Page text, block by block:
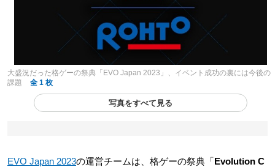
大盛況だった格ゲーの祭典「EVO Japan 2023」、イベント成功の裏には今後の
課題
全 1 枚
写真をすべて見る
EVO Japan 2023の運営チームは、格ゲーの祭典「Evolution C